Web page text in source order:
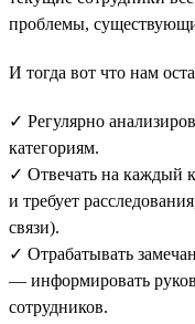
проблемы,
И тогда вот что нам
✓ Регулярно
категориям.
✓ Отвечать на каждый
и требует
связи).
✓ Отрабатывать
— информировать
сотрудников.